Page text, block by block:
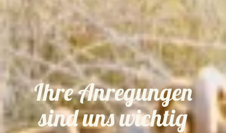
Ihre Anregungen
sind uns wichtig